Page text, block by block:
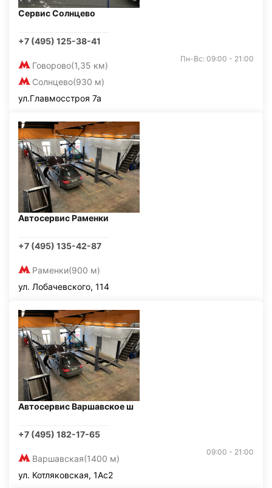
Сервис Солнцево
+7 (495) 125-38-41
Говорово(1,35 км)
Солнцево(930 м)
Пн-Вс: 09:00 - 21:00
ул.Главмосстроя 7а
Автосервис Раменки
+7 (495) 135-42-87
Раменки(900 м)
ул. Лобачевского, 114
Автосервис Варшавское ш
+7 (495) 182-17-65
Варшавская(1400 м)
09:00 - 21:00
ул. Котляковская, 1Ас2